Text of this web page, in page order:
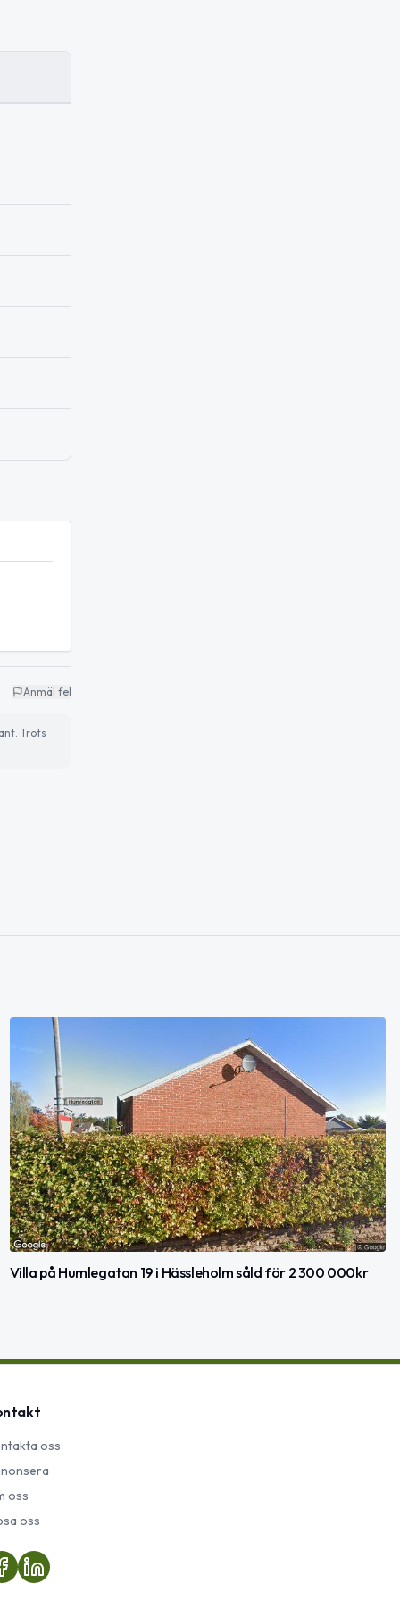
Anmäl fel
Trots
Villa på Humlegatan 19 i Hässleholm såld för 2 300 000kr
oss
oss
oss